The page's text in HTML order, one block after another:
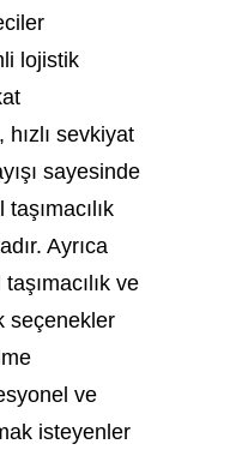
lojistik
sevkiyat
sayesinde
Ayrıca
ve
seçenekler
ve
isteyenler